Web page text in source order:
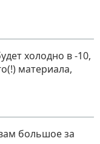
холодно в -10,
материала,
большое за